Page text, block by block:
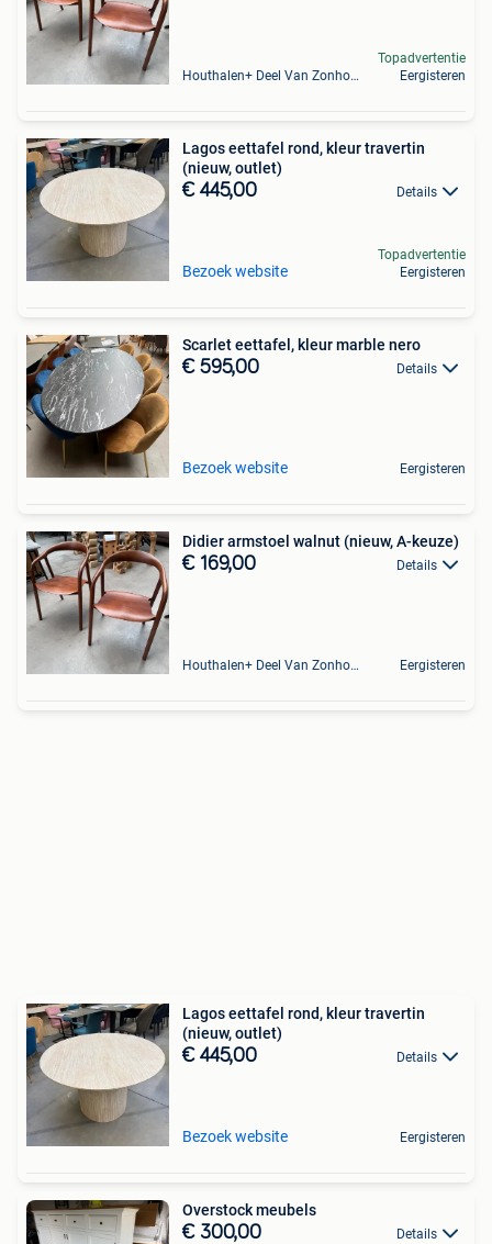
Houthalen+ Deel Van Zonhoven En Zolder
Topadvertentie
Eergisteren
Lagos eettafel rond, kleur travertin
(nieuw, outlet)
€ 445,00 Details
Bezoek website
Topadvertentie
Eergisteren
Scarlet eettafel, kleur marble nero
€ 595,00 Details
Bezoek website Eergisteren
Didier armstoel walnut (nieuw, A-keuze)
€ 169,00 Details
Houthalen+ Deel Van Zonhoven En Zolder Eergisteren
Lagos eettafel rond, kleur travertin
(nieuw, outlet)
€ 445,00 Details
Bezoek website Eergisteren
Overstock meubels
€ 300,00 Details